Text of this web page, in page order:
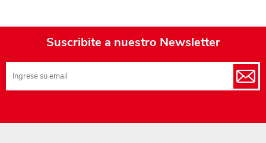
Suscribite a nuestro Newsletter